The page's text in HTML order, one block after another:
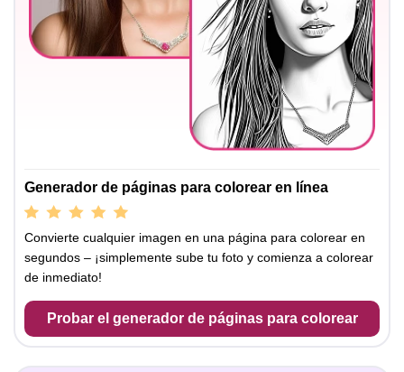
Generador de páginas para colorear en línea
Convierte cualquier imagen en una página para colorear en
segundos – ¡simplemente sube tu foto y comienza a colorear
de inmediato!
Probar el generador de páginas para colorear